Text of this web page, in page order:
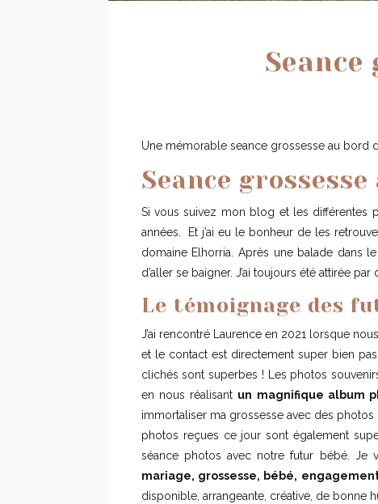
Seance
Une mémorable seance grossesse au bord
Seance
Si vous suivez mon blog et les différentes
années. Et j’ai eu le bonheur de les
domaine Elhorria. Après une balade dans
d’aller se baigner. J’ai toujours été attirée
Le témoignage des
J’ai rencontré Laurence en 2021 lorsque
et le contact est directement super bien
clichés sont superbes ! Les photos
en nous réalisant un magnifique album
immortaliser ma grossesse avec des
photos reçues ce jour sont également
séance photos avec notre futur bébé. Je
mariage, grossesse, bébé,
disponible, arrangeante, créative, de bonne